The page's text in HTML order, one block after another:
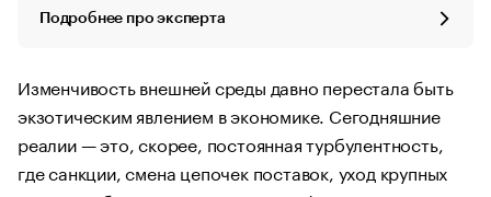
Подробнее про эксперта
Изменчивость внешней среды давно перестала быть
экзотическим явлением в экономике. Сегодняшние
реалии — это, скорее, постоянная турбулентность,
где санкции, смена цепочек поставок, уход крупных